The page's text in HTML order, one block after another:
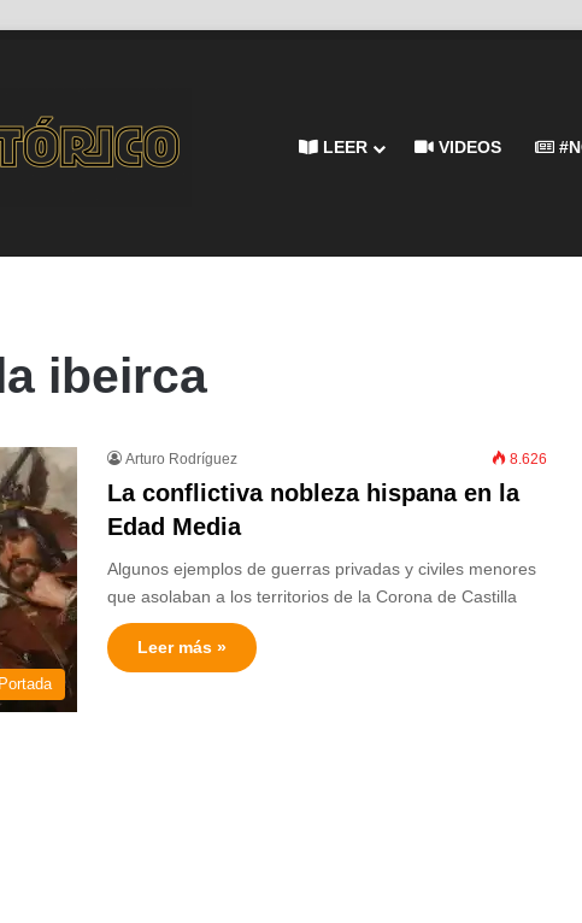
LEER VIDEOS
ibeirca
Arturo Rodríguez 8.626
La conflictiva nobleza hispana en la
Edad Media
Algunos ejemplos de guerras privadas y civiles menores
que asolaban a los territorios de la Corona de Castilla
Leer más »